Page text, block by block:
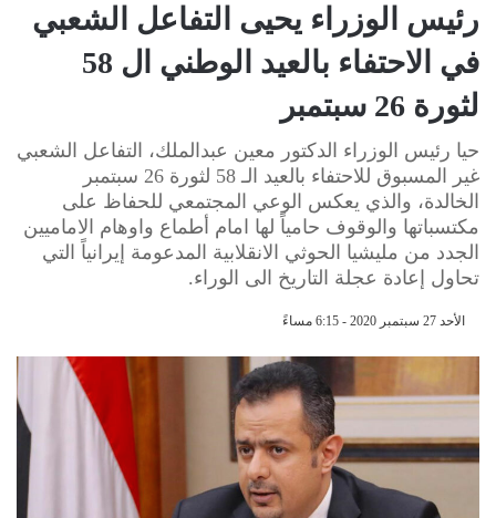
رئيس الوزراء يحيى التفاعل الشعبي
في الاحتفاء بالعيد الوطني ال 58
لثورة 26 سبتمبر
حيا رئيس الوزراء الدكتور معين عبدالملك، التفاعل الشعبي
غير المسبوق للاحتفاء بالعيد الـ 58 لثورة 26 سبتمبر
الخالدة، والذي يعكس الوعي المجتمعي للحفاظ على
مكتسباتها والوقوف حامياً لها امام أطماع واوهام الاماميين
الجدد من مليشيا الحوثي الانقلابية المدعومة إيرانياً التي
تحاول إعادة عجلة التاريخ الى الوراء.
الأحد 27 سبتمبر 2020 - 6:15 مساءً